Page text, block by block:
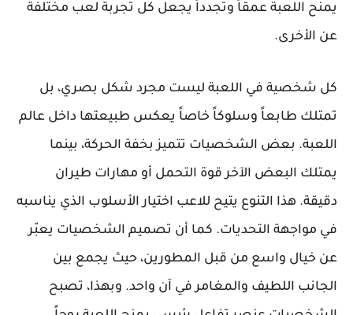
يمنح اللعبة عمقاً وتجدداً يجعل كل تجربة لعب مختلفة
عن الأخرى.
كل شخصية في اللعبة ليست مجرد شكل بصري، بل
تمتلك طابعاً وسلوكاً خاصاً يعكس طبيعتها داخل عالم
اللعبة. بعض الشخصيات تتميز بخفة الحركة، بينما
يمتلك البعض الآخر قوة التحمل أو مهارات طيران
دقيقة. هذا التنوع يتيح للاعب اختيار الأسلوب الذي يناسبه
في مواجهة التحديات. كما أن تصميم الشخصيات يعبّر
عن خيال واسع من قبل المطورين، حيث يجمع بين
الجانب اللطيف والمغامر في آن واحد. وبهذا، تصبح